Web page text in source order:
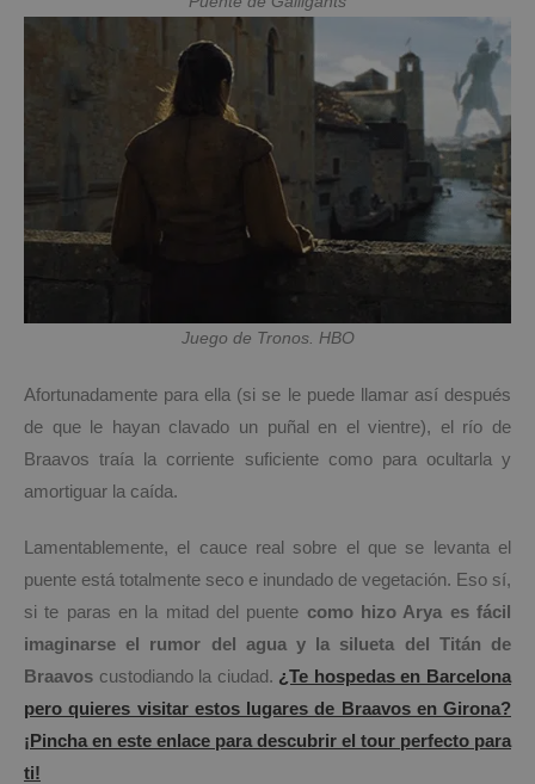
Juego de Tronos. HBO
Afortunadamente para ella (si se le puede llamar así después
de que le hayan clavado un puñal en el vientre), el río de
Braavos traía la corriente suficiente como para ocultarla y
amortiguar la caída.
Lamentablemente, el cauce real sobre el que se levanta el
puente está totalmente seco e inundado de vegetación. Eso sí,
si te paras en la mitad del puente como hizo Arya es fácil
imaginarse el rumor del agua y la silueta del Titán de
Braavos custodiando la ciudad. ¿Te hospedas en Barcelona
pero quieres visitar estos lugares de Braavos en Girona?
¡Pincha en este enlace para descubrir el tour perfecto para
ti!